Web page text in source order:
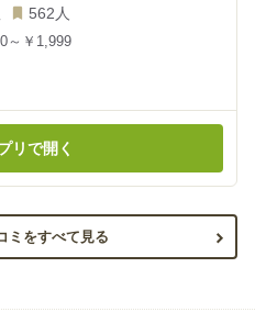
562人
～￥1,999
リで開く
ミをすべて見る